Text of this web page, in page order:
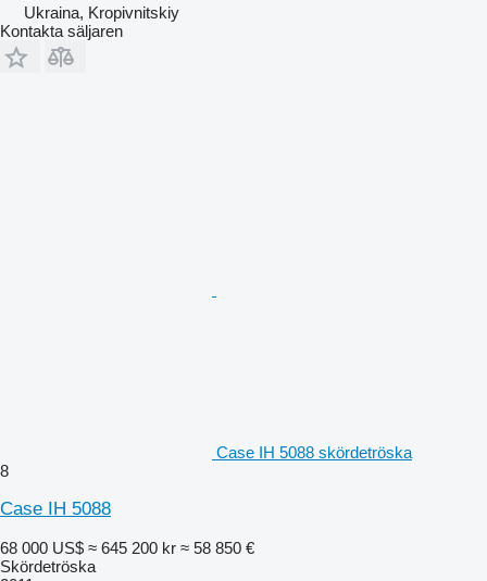
Ukraina, Kropivnitskiy
Kontakta säljaren
Case IH 5088 skördetröska
8
Case IH 5088
68 000 US$ ≈ 645 200 kr ≈ 58 850 €
Skördetröska